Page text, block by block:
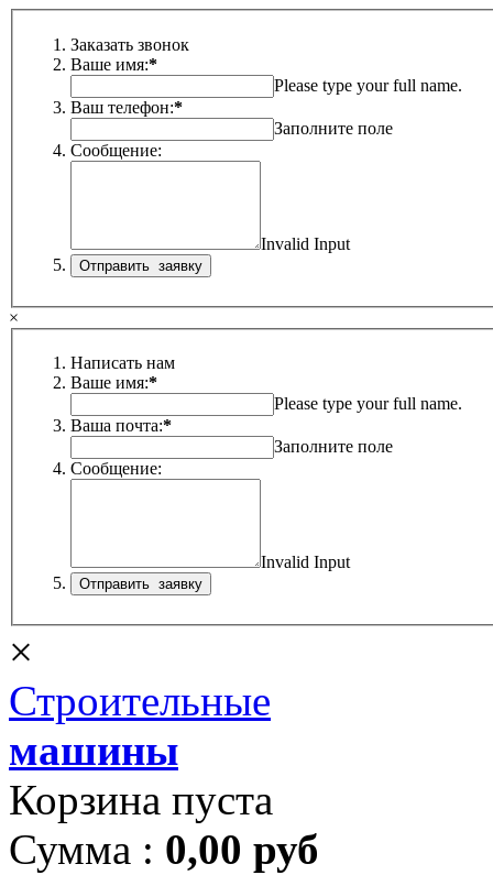
Заказать звонок
Ваше имя:*
Please type your full name.
Ваш телефон:*
Заполните поле
Сообщение:
Invalid Input
×
Написать нам
Ваше имя:*
Please type your full name.
Ваша почта:*
Заполните поле
Сообщение:
Invalid Input
×
Строительные
машины
Корзина пуста
Сумма : 0,00 руб